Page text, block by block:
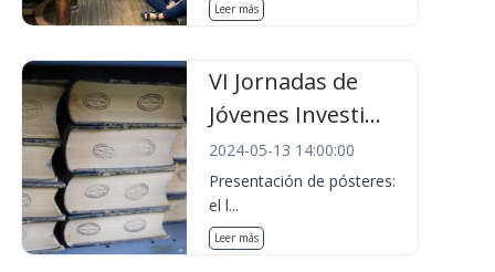
Leer más
VI Jornadas de
Jóvenes Investi...
2024-05-13 14:00:00
Presentación de pósteres:
el l...
Leer más